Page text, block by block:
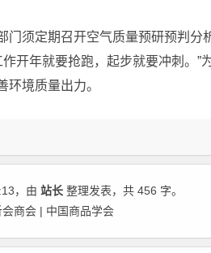
须定期召开空气质量预研预判分
开年就要抢跑，起步就要冲刺。”
境质量出力。
，由 站长 整理发表，共 456 字。
商会 | 中国商品学会